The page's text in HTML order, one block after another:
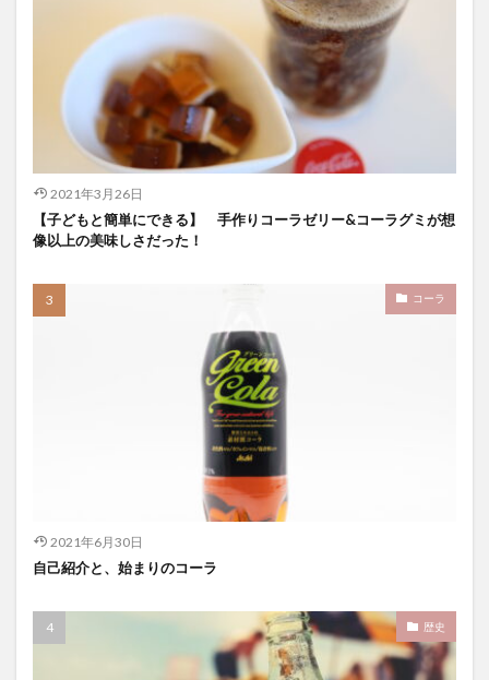
2021年3月26日
【子どもと簡単にできる】 手作りコーラゼリー&コーラグミが想
像以上の美味しさだった！
コーラ
2021年6月30日
自己紹介と、始まりのコーラ
歴史